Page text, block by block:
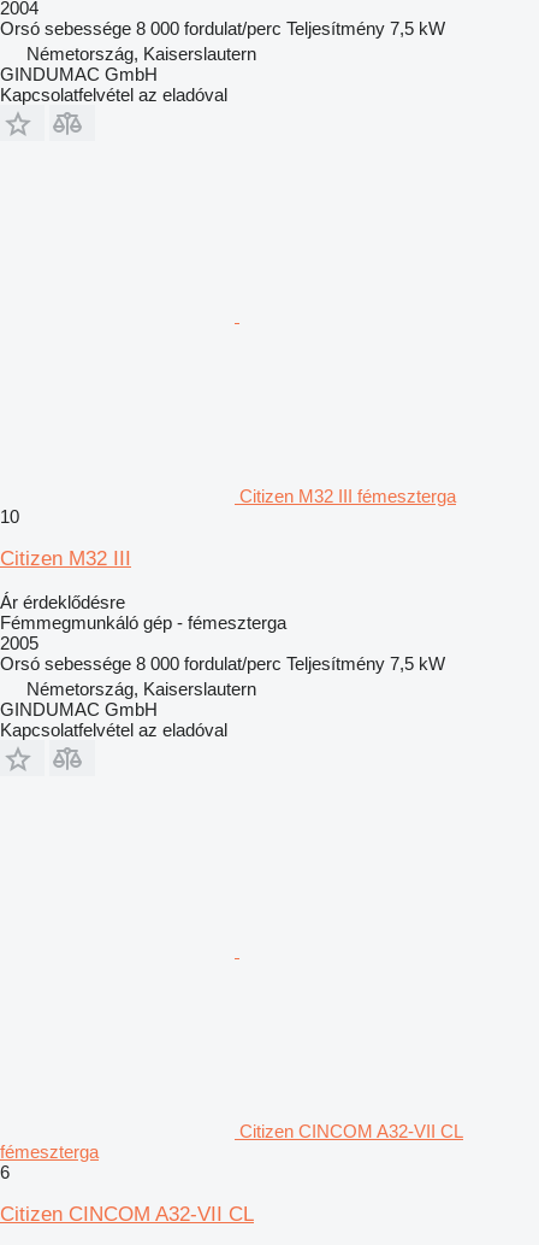
2004
Orsó sebessége 8 000 fordulat/perc Teljesítmény 7,5 kW
Németország, Kaiserslautern
GINDUMAC GmbH
Kapcsolatfelvétel az eladóval
Citizen M32 III fémeszterga
10
Citizen M32 III
Ár érdeklődésre
Fémmegmunkáló gép - fémeszterga
2005
Orsó sebessége 8 000 fordulat/perc Teljesítmény 7,5 kW
Németország, Kaiserslautern
GINDUMAC GmbH
Kapcsolatfelvétel az eladóval
Citizen CINCOM A32-VII CL
fémeszterga
6
Citizen CINCOM A32-VII CL